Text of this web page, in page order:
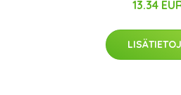
13.34